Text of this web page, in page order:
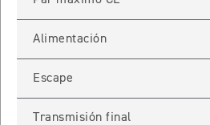
STREET TRIPLE 765 MOTO2
Alimentación
Escape
Transmisión final